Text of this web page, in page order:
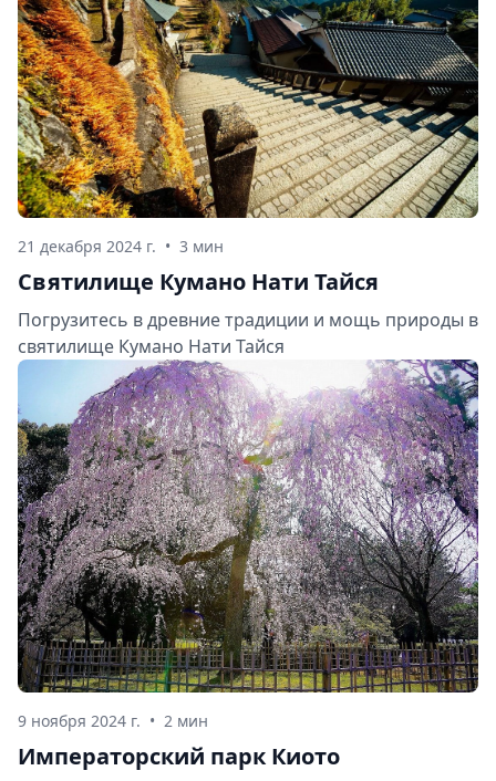
21 декабря 2024 г. • 3 мин
Святилище Кумано Нати Тайся
Погрузитесь в древние традиции и мощь природы в
святилище Кумано Нати Тайся
9 ноября 2024 г. • 2 мин
Императорский парк Киото